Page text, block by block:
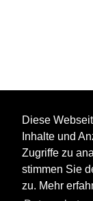
Diese
Inhalte und
Zugriffe zu
stimmen Sie
zu. Mehr